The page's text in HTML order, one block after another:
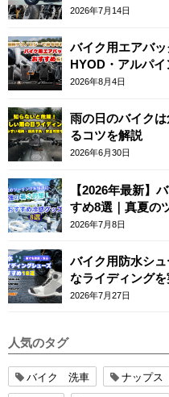
2026年7月14日
バイク用エアバ
HYOD・アルパ
2026年8月4日
雨の日のバイク
るコツを解説
2026年6月30日
【2026年最新】
すめ8選｜真夏の
テム
2026年7月8日
バイク用防水シ
なライディング
2026年7月27日
人気のタグ
バイク 洗車 ナップス